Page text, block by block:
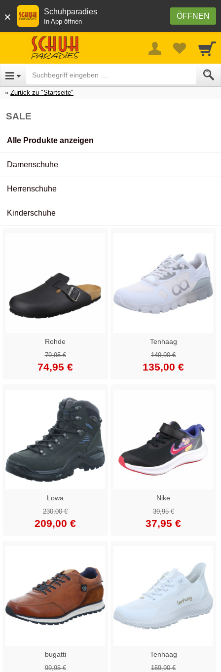
× ÖFFNEN
Schuhparadies
In App öffnen
Zurück zu "Startseite"
SALE
Alle Produkte anzeigen
Damenschuhe
Herrenschuhe
Kinderschuhe
Rohde
79,95 €
74,95 €
Tenhaag
149,90 €
135,00 €
Lowa
230,00 €
209,00 €
Nike
39,95 €
37,95 €
bugatti
99,95 €
Tenhaag
159,90 €